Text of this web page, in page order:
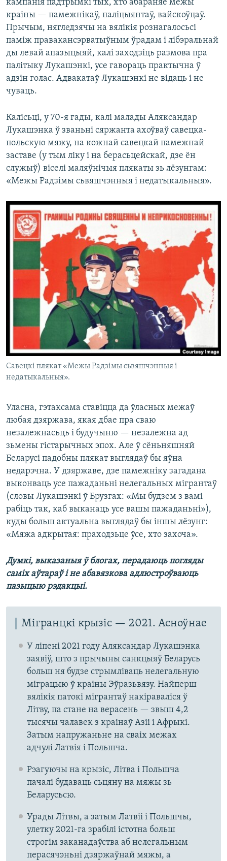
кампанія падтрымкі тых, хто абараняе межы
краіны — памежнікаў, паліцыянтаў, вайскоўцаў.
Прычым, нягледзячы на вялікія рознагалосьсі
паміж правакансэрватыўным ўрадам і лібэральнай
ды левай апазыцыяй, калі заходзіць размова пра
палітыку Лукашэнкі, усе гавораць практычна ў
адзін голас. Адвакатаў Лукашэнкі не відаць і не
чуваць.
Калісьці, у 70-я гады, калі малады Аляксандар
Лукашэнка ў званьні сяржанта ахоўваў савецка-
польскую мяжу, на кожнай савецкай памежнай
заставе (у тым ліку і на берасьцейскай, дзе ён
служыў) віселі маляўнічыя плякаты зь лёзунгам:
«Межы Радзімы сьвяшчэнныя і недатыкальныя».
Савецкі плякат «Межы Радзімы сьвяшчэнныя і
недатыкальныя».
Уласна, гэтаксама ставіцца да ўласных межаў
любая дзяржава, якая дбае пра сваю
незалежнасьць і будучыню — незалежна ад
зьмены гістарычных эпох. Але ў сёньняшняй
Беларусі падобны плякат выглядаў бы яўна
недарэчна. У дзяржаве, дзе памежніку загадана
выконваць усе пажаданьні нелегальных мігрантаў
(словы Лукашэнкі ў Брузгах: «Мы будзем з вамі
рабіць так, каб выканаць усе вашы пажаданьні»),
куды больш актуальна выглядаў бы іншы лёзунг:
«Мяжа адкрытая: праходзьце ўсе, хто захоча».
Думкі, выказаныя ў блогах, перадаюць погляды
саміх аўтараў і не абавязкова адлюстроўваюць
пазыцыю рэдакцыі.
Мігранцкі крызіс — 2021. Асноўнае
У ліпені 2021 году Аляксандар Лукашэнка
заявіў, што з прычыны санкцыяў Беларусь
больш ня будзе стрымліваць нелегальную
міграцыю ў краіны Эўразьвязу. Найперш
вялікія патокі мігрантаў накіраваліся ў
Літву, па стане на верасень — звыш 4,2
тысячы чалавек з краінаў Азіі і Афрыкі.
Затым напружаньне на сваіх межах
адчулі Латвія і Польшча.
Рэагуючы на крызіс, Літва і Польшча
пачалі будаваць сьцяну на мяжы зь
Беларусьсю.
Урады Літвы, а затым Латвіі і Польшчы,
улетку 2021-га зрабілі істотна больш
строгім заканадаўства аб нелегальным
перасячэньні дзяржаўнай мяжы, а